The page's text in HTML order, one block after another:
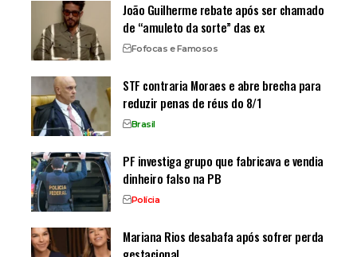
João Guilherme rebate após ser chamado
de “amuleto da sorte” das ex
Fofocas e Famosos
STF contraria Moraes e abre brecha para
reduzir penas de réus do 8/1
Brasil
PF investiga grupo que fabricava e vendia
dinheiro falso na PB
Polícia
Mariana Rios desabafa após sofrer perda